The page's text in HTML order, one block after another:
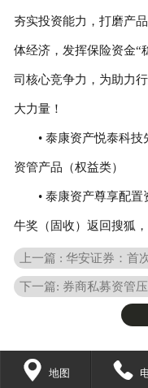
夯实投资能力，打磨产
体经济，发挥保险资金“
司核心竞争力，为助力
大力量！
• 泰康资产悦泰科技
资管产品（权益类）
• 泰康资产尊享配置
牛奖（固收）返回搜狐
上一篇 : 华安证券：首
 地图 